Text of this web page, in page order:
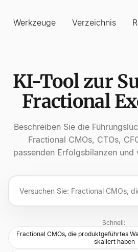
Werkzeuge Verzeichnis
KI-Tool zur
Fractional
Beschreiben Sie die
Fractional CMOs, CTOs,
passenden Erfolgsbilanzen
Schnell:
Fractional CMOs, die produktgeführtes
skaliert haben